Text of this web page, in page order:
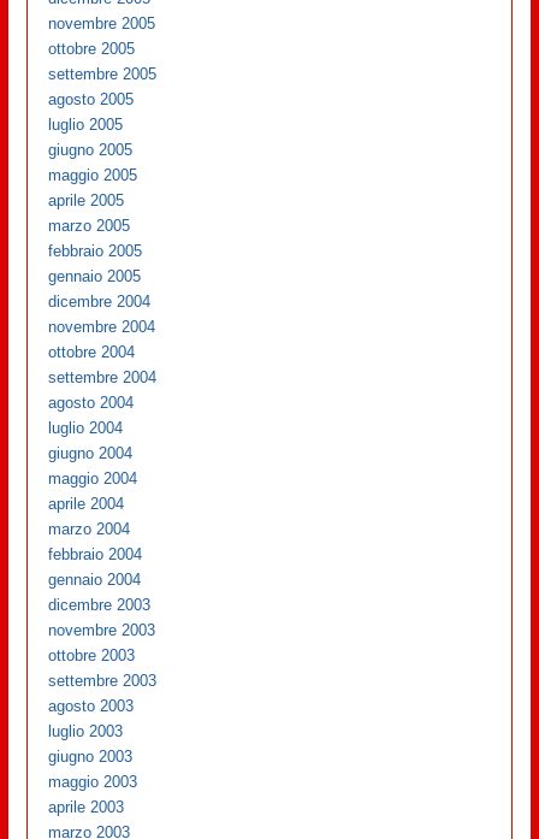
novembre 2005
ottobre 2005
settembre 2005
agosto 2005
luglio 2005
giugno 2005
maggio 2005
aprile 2005
marzo 2005
febbraio 2005
gennaio 2005
dicembre 2004
novembre 2004
ottobre 2004
settembre 2004
agosto 2004
luglio 2004
giugno 2004
maggio 2004
aprile 2004
marzo 2004
febbraio 2004
gennaio 2004
dicembre 2003
novembre 2003
ottobre 2003
settembre 2003
agosto 2003
luglio 2003
giugno 2003
maggio 2003
aprile 2003
marzo 2003